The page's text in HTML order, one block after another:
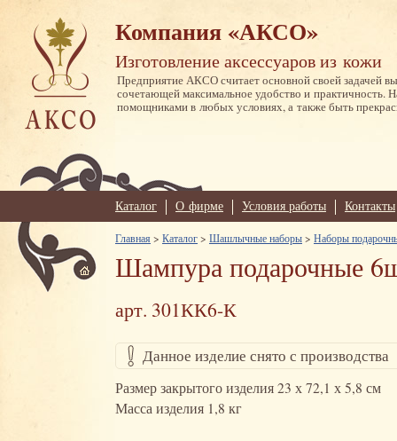
Компания «АКСО»
Изготовление аксессуаров из кожи
Предприятие АКСО считает основной своей задачей
сочетающей максимальное удобство и практичность.
помощниками в любых условиях, а также быть
Каталог О фирме Условия работы Контакты
Главная > Каталог> Шашлычные наборы> Наборы
Шампура подарочные
арт. 301КК6-К
Данное изделие снято с производства
Размер закрытого изделия 23 х 72,1 х 5,8 см
Масса изделия 1,8 кг